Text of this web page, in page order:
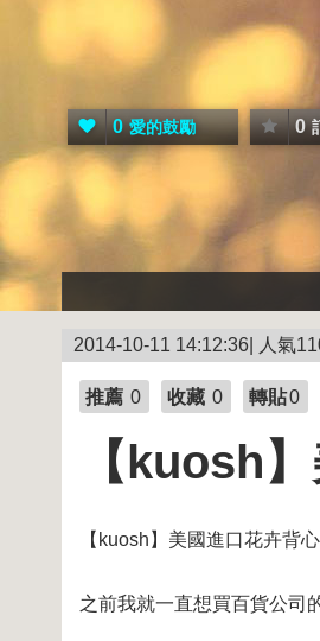
0 愛的鼓勵 0
2014-10-11 14:12:36| 人氣
推薦 0 收藏 0 轉貼0
【kuosh
【kuosh】美國進口花卉背
之前我就一直想買百貨公司